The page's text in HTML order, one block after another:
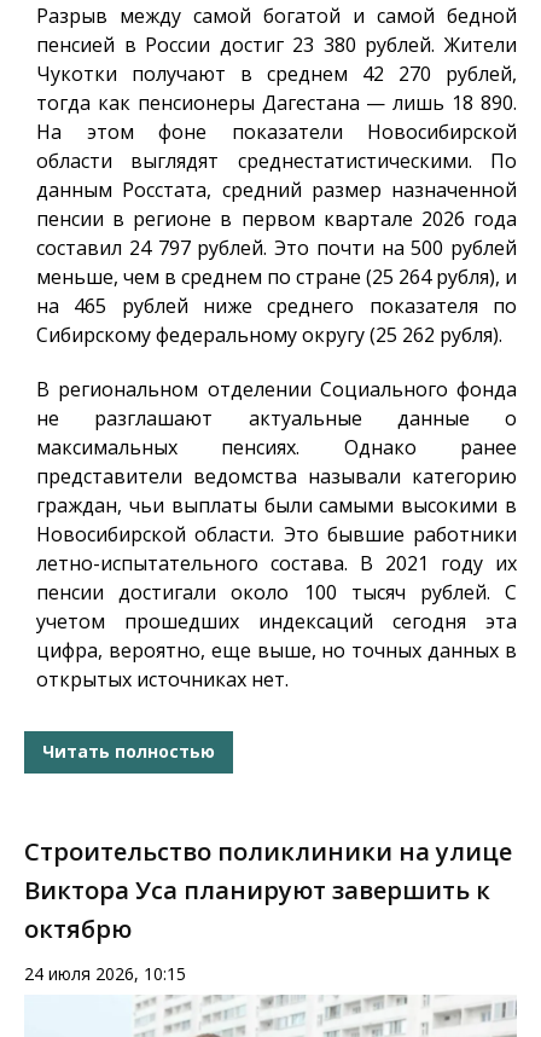
Разрыв между самой богатой и самой бедной
пенсией в России достиг 23 380 рублей. Жители
Чукотки получают в среднем 42 270 рублей,
тогда как пенсионеры Дагестана — лишь 18 890.
На этом фоне показатели Новосибирской
области выглядят среднестатистическими. По
данным Росстата, средний размер назначенной
пенсии в регионе в первом квартале 2026 года
составил 24 797 рублей. Это почти на 500 рублей
меньше, чем в среднем по стране (25 264 рубля), и
на 465 рублей ниже среднего показателя по
Сибирскому федеральному округу (25 262 рубля).
В региональном отделении Социального фонда
не разглашают актуальные данные о
максимальных пенсиях. Однако ранее
представители ведомства называли категорию
граждан, чьи выплаты были самыми высокими в
Новосибирской области. Это бывшие работники
летно-испытательного состава. В 2021 году их
пенсии достигали около 100 тысяч рублей. С
учетом прошедших индексаций сегодня эта
цифра, вероятно, еще выше, но точных данных в
открытых источниках нет.
Читать полностью
Строительство поликлиники на улице
Виктора Уса планируют завершить к
октябрю
24 июля 2026, 10:15